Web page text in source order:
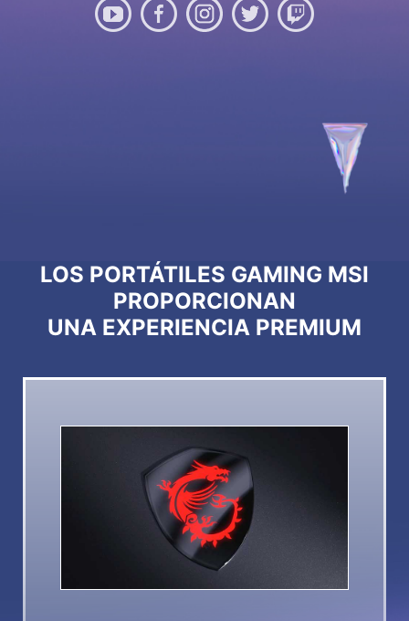
LOS PORTÁTILES GAMING MSI
PROPORCIONAN
UNA EXPERIENCIA PREMIUM